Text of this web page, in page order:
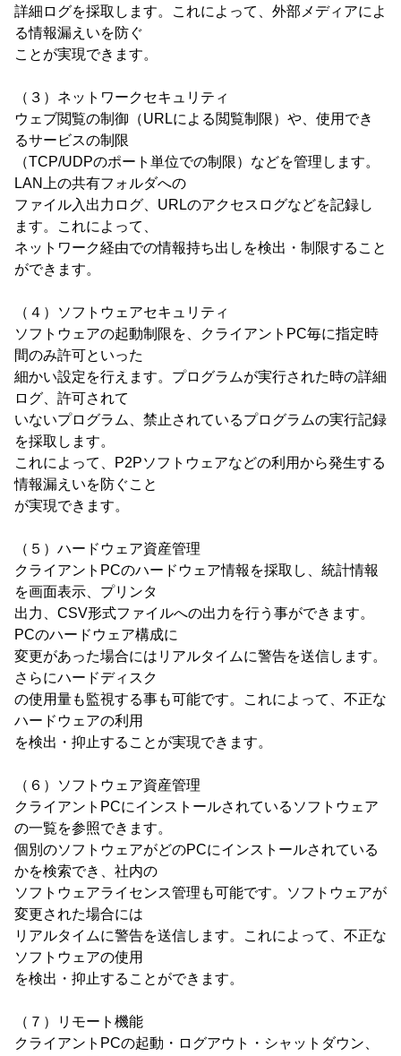
詳細ログを採取します。これによって、外部メディアによ
る情報漏えいを防ぐ
ことが実現できます。
（３）ネットワークセキュリティ
ウェブ閲覧の制御（URLによる閲覧制限）や、使用でき
るサービスの制限
（TCP/UDPのポート単位での制限）などを管理します。
LAN上の共有フォルダへの
ファイル入出力ログ、URLのアクセスログなどを記録し
ます。これによって、
ネットワーク経由での情報持ち出しを検出・制限すること
ができます。
（４）ソフトウェアセキュリティ
ソフトウェアの起動制限を、クライアントPC毎に指定時
間のみ許可といった
細かい設定を行えます。プログラムが実行された時の詳細
ログ、許可されて
いないプログラム、禁止されているプログラムの実行記録
を採取します。
これによって、P2Pソフトウェアなどの利用から発生する
情報漏えいを防ぐこと
が実現できます。
（５）ハードウェア資産管理
クライアントPCのハードウェア情報を採取し、統計情報
を画面表示、プリンタ
出力、CSV形式ファイルへの出力を行う事ができます。
PCのハードウェア構成に
変更があった場合にはリアルタイムに警告を送信します。
さらにハードディスク
の使用量も監視する事も可能です。これによって、不正な
ハードウェアの利用
を検出・抑止することが実現できます。
（６）ソフトウェア資産管理
クライアントPCにインストールされているソフトウェア
の一覧を参照できます。
個別のソフトウェアがどのPCにインストールされている
かを検索でき、社内の
ソフトウェアライセンス管理も可能です。ソフトウェアが
変更された場合には
リアルタイムに警告を送信します。これによって、不正な
ソフトウェアの使用
を検出・抑止することができます。
（７）リモート機能
クライアントPCの起動・ログアウト・シャットダウン、